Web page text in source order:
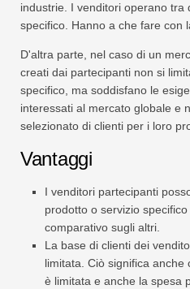
industrie. I venditori operano
specifico. Hanno a che fare con
D'altra parte, nel caso di un
creati dai partecipanti non si
specifico, ma soddisfano le
interessati al mercato globale e
selezionato di clienti per i loro
Vantaggi
I venditori partecipanti
prodotto o servizio
comparativo sugli altri.
La base di clienti dei
limitata. Ciò significa anche
è limitata e anche la spesa